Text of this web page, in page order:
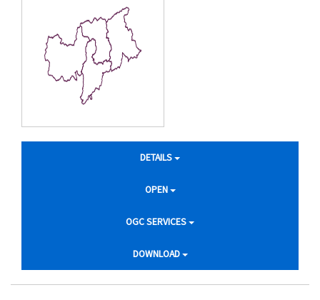
DETAILS
OPEN
OGC SERVICES
DOWNLOAD